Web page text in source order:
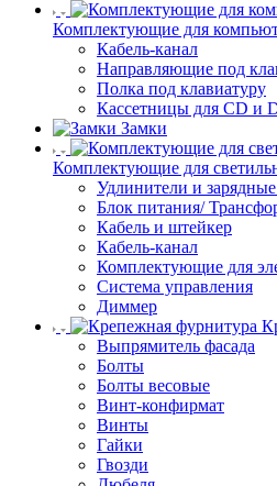
Комплектующие для
Кабель-канал
Направляющие под
Полка под клавиатуру
Кассетницы для CD и
Замки
Комплектующие для
Удлинители и зарядные
Блок питания/
Кабель и штейкер
Кабель-канал
Комплектующие для
Система управления
Диммер
Выпрямитель фасада
Болты
Болты весовые
Винт-конфирмат
Винты
Гайки
Гвозди